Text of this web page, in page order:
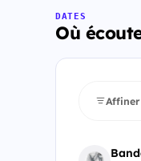
DATES
Où
Affiner